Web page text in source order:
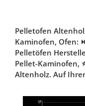
Pelletofen
Kaminofen, Ofen:
Pelletöfen
Pellet-Kaminofen,
Altenholz. Auf